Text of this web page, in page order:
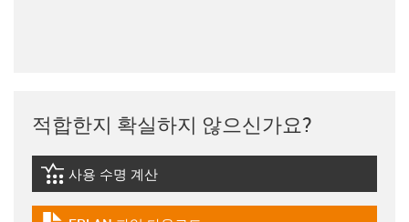
적합한지 확실하지 않으신가요?
igus-icon-lebensdauerrechner
사용 수명 계산